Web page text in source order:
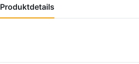
Produktdetails